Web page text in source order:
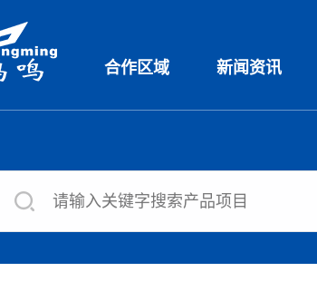
合作区域 新闻资讯